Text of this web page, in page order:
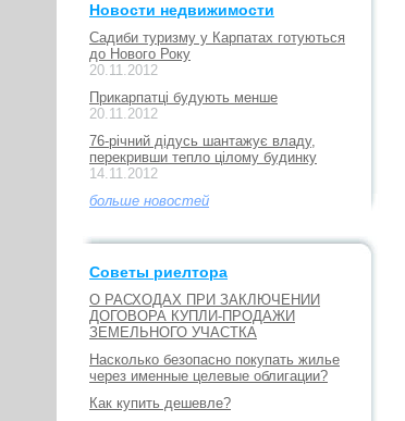
Новости недвижимости
Садиби туризму у Карпатах готуються
до Нового Року
20.11.2012
Прикарпатці будують менше
20.11.2012
76-річний дідусь шантажує владу,
перекривши тепло цілому будинку
14.11.2012
больше новостей
Советы риелтора
О РАСХОДАХ ПРИ ЗАКЛЮЧЕНИИ
ДОГОВОРА КУПЛИ-ПРОДАЖИ
ЗЕМЕЛЬНОГО УЧАСТКА
Насколько безопасно покупать жилье
через именные целевые облигации?
Как купить дешевле?